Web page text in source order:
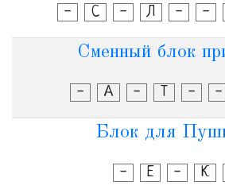
- С - Л - -
Сменный блок
- А - Т - -
Блок для
- Е - К